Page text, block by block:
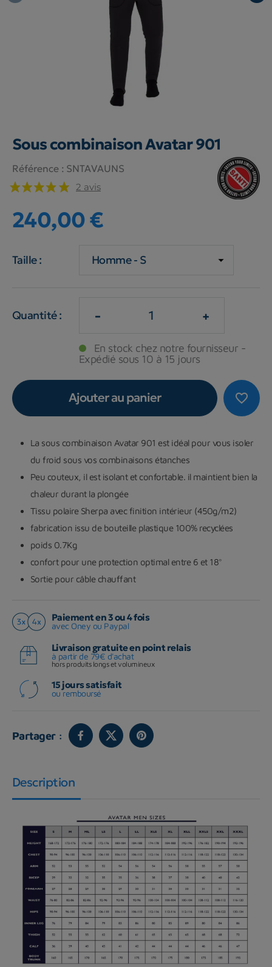
Sous combinaison Avatar 901
Référence : SNTAVAUNS
2 avis
240,00 €
Taille :
Quantité : - +
En stock chez notre fournisseur -
Expédié sous 10 à 15 jours
favorite_border
Ajouter au panier
La sous combinaison Avatar 901 est idéal pour vous isoler
du froid sous vos combinaisons étanches
Peu couteux, il est isolant et confortable. il maintient bien la
chaleur durant la plongée
Tissu polaire Sherpa avec finition intérieur (450g/m2)
fabrication issu de bouteille plastique 100% recyclées
poids 0.7Kg
confort pour une protection optimal entre 6 et 18°
Sortie pour câble chauffant
Paiement en 3 ou 4 fois
avec Oney ou Paypal
Livraison gratuite en point relais
à partir de 79€ d'achat
hors produits longs et volumineux
15 jours satisfait
ou remboursé
Partager :
Description